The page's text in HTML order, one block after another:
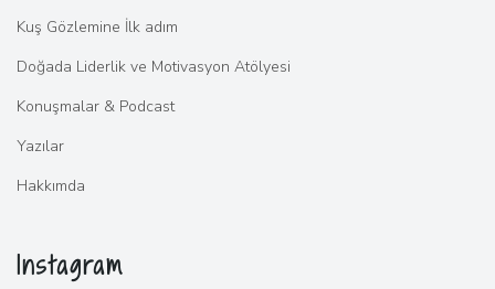
Kuş Gözlemine İlk adım
Doğada Liderlik ve Motivasyon Atölyesi
Konuşmalar & Podcast
Yazılar
Hakkımda
Instagram